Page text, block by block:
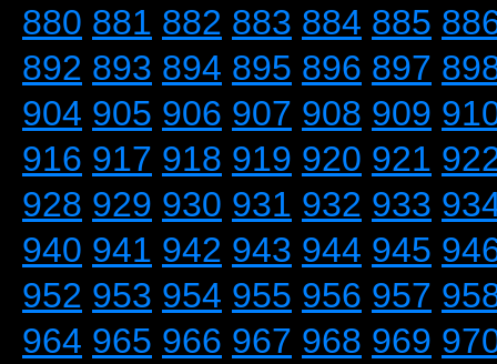
880 881 882 883 884 885
892 893 894 895 896 897
904 905 906 907 908 909
916 917 918 919 920 921
928 929 930 931 932 933
940 941 942 943 944 945
952 953 954 955 956 957
964 965 966 967 968 969